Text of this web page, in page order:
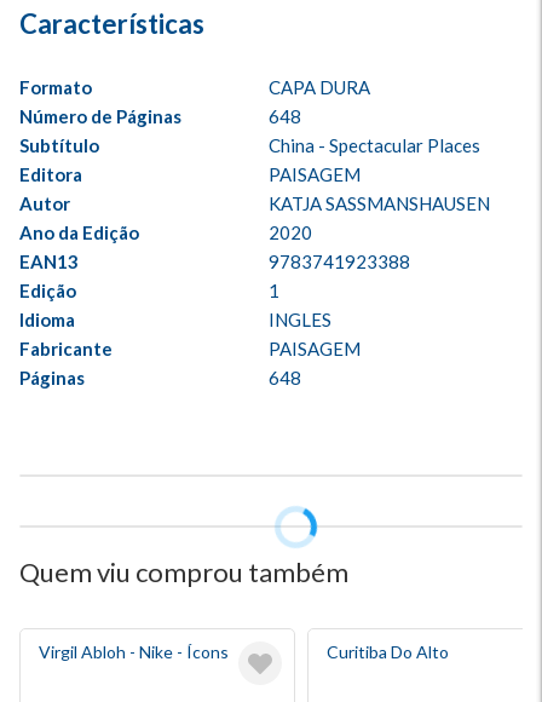
Formato
CAPA DURA
Número de Páginas
648
Subtítulo
China - Spectacular Places
Editora
PAISAGEM
Autor
KATJA SASSMANSHAUSEN
Ano da Edição
2020
EAN13
9783741923388
Edição
1
Idioma
INGLES
Fabricante
PAISAGEM
Páginas
648
Quem viu comprou também
Virgil Abloh - Nike - Ícons Curitiba Do Alto